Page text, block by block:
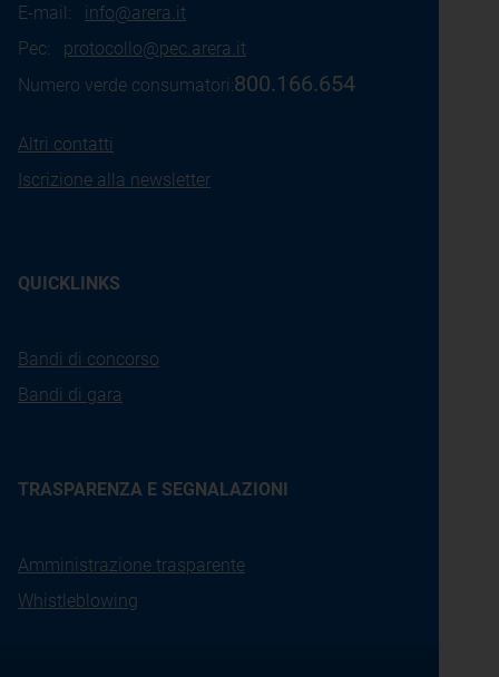
E-mail: info@arera.it
Pec: protocollo@pec.arera.it
Numero verde consumatori:800.166.654
Altri contatti
Iscrizione alla newsletter
QUICKLINKS
Bandi di concorso
Bandi di gara
TRASPARENZA E SEGNALAZIONI
Amministrazione trasparente
Whistleblowing